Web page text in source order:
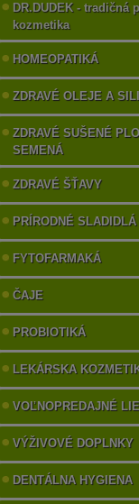
DR.DUDEK - tradičná
kozmetika
HOMEOPATIKÁ
ZDRAVÉ OLEJE A
ZDRAVÉ SUŠENÉ
SEMENÁ
ZDRAVÉ ŠŤAVY
PRÍRODNÉ SLADIDLÁ
FYTOFARMAKÁ
ČAJE
PROBIOTIKÁ
LEKÁRSKA
VOĽNOPREDAJNÉ
VÝŽIVOVÉ DOPLNKY
DENTÁLNA HYGIENA